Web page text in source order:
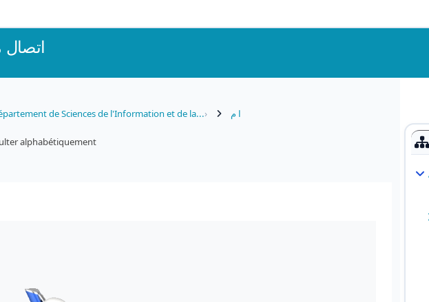
de Sciences de l'Information et de la... ا م
alphabétiquement